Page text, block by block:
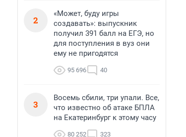
2
«Может, буду игры
создавать»: выпускник
получил 391 балл на ЕГЭ, но
для поступления в вуз они
ему не пригодятся
95 696 40
3
Восемь сбили, три упали. Все,
что известно об атаке БПЛА
на Екатеринбург к этому часу
80 252 323